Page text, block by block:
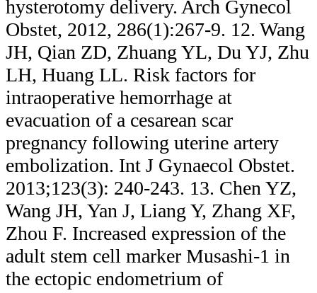
hysterotomy delivery. Arch Gynecol
Obstet, 2012, 286(1):267-9. 12. Wang
JH, Qian ZD, Zhuang YL, Du YJ, Zhu
LH, Huang LL. Risk factors for
intraoperative hemorrhage at
evacuation of a cesarean scar
pregnancy following uterine artery
embolization. Int J Gynaecol Obstet.
2013;123(3): 240-243. 13. Chen YZ,
Wang JH, Yan J, Liang Y, Zhang XF,
Zhou F. Increased expression of the
adult stem cell marker Musashi-1 in
the ectopic endometrium of